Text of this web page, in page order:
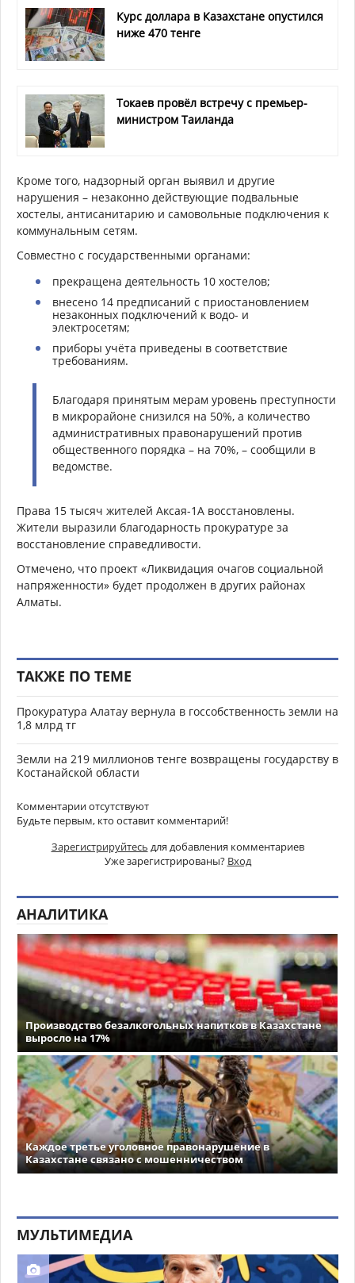
Курс доллара в Казахстане опустился
ниже 470 тенге
Токаев провёл встречу с премьер-
министром Таиланда
Кроме того, надзорный орган выявил и другие
нарушения – незаконно действующие подвальные
хостелы, антисанитарию и самовольные подключения к
коммунальным сетям.
Совместно с государственными органами:
прекращена деятельность 10 хостелов;
внесено 14 предписаний с приостановлением
незаконных подключений к водо- и
электросетям;
приборы учёта приведены в соответствие
требованиям.
Благодаря принятым мерам уровень преступности
в микрорайоне снизился на 50%, а количество
административных правонарушений против
общественного порядка – на 70%, – сообщили в
ведомстве.
Права 15 тысяч жителей Аксая-1А восстановлены.
Жители выразили благодарность прокуратуре за
восстановление справедливости.
Отмечено, что проект «Ликвидация очагов социальной
напряженности» будет продолжен в других районах
Алматы.
ТАКЖЕ ПО ТЕМЕ
Прокуратура Алатау вернула в госсобственность земли на
1,8 млрд тг
Земли на 219 миллионов тенге возвращены государству в
Костанайской области
Комментарии отсутствуют
Будьте первым, кто оставит комментарий!
Зарегистрируйтесь для добавления комментариев
Уже зарегистрированы? Вход
АНАЛИТИКА
Производство безалкогольных напитков в Казахстане
выросло на 17%
Каждое третье уголовное правонарушение в
Казахстане связано с мошенничеством
МУЛЬТИМЕДИА